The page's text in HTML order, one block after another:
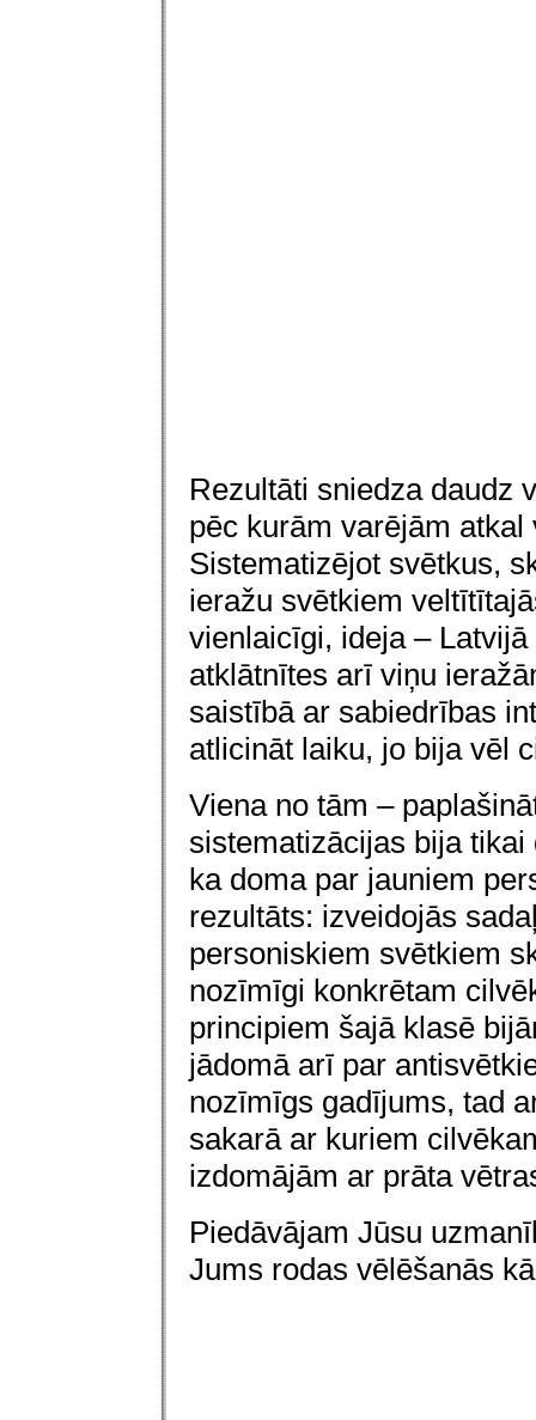
Rezultāti sniedza daudz
pēc kurām varējām
Sistematizējot svētkus,
ieražu svētkiem
vienlaicīgi, ideja –
atklātnītes arī viņu
saistībā ar sabiedrības
atlicināt laiku, jo bija vēl
Viena no tām –
sistematizācijas bija
ka doma par jauniem
rezultāts: izveidojās
personiskiem svētkiem
nozīmīgi konkrētam
principiem šajā klasē
jādomā arī par
nozīmīgs gadījums, tad
sakarā ar kuriem
izdomājām ar prāta
Piedāvājam Jūsu
Jums rodas vēlēšanās